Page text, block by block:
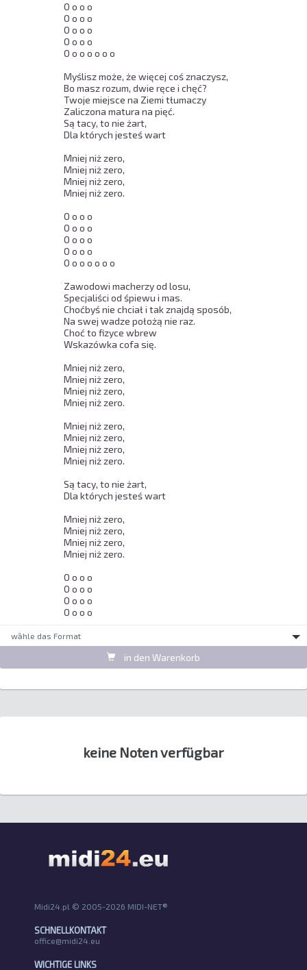
O o o o
O o o o
O o o o
O o o o
O o o o o o o
Myślisz może, że więcej coś znaczysz,
Bo masz rozum, dwie ręce i chęć?
Twoje miejsce na Ziemi tłumaczy
Zaliczona matura na pięć.
Są tacy, to nie żart,
Dla których jesteś wart
Mniej niż zero,
Mniej niż zero,
Mniej niż zero,
Mniej niż zero.
O o o o
O o o o
O o o o
O o o o
O o o o o o o
Zawodowi macherzy od losu,
Specjaliści od śpiewu i mas.
Choćbyś nie chciał i tak znajdą sposób,
Na swej wadze położą nie raz.
Choć to fizyce wbrew
Wskazówka cofa się.
Mniej niż zero,
Mniej niż zero,
Mniej niż zero,
Mniej niż zero.
Mniej niż zero,
Mniej niż zero,
Mniej niż zero,
Mniej niż zero.
Są tacy, to nie żart,
Dla których jesteś wart
Mniej niż zero,
Mniej niż zero,
Mniej niż zero,
Mniej niż zero.
O o o o
O o o o
O o o o
O o o o
wȁhle das Format
in den Warenkorb
keine Noten verfügbar
Midi24.pl © 2005-2026 MIDI-NET®
SCHNELLKONTAKT
office@midi24.eu
WICHTIGE LINKS